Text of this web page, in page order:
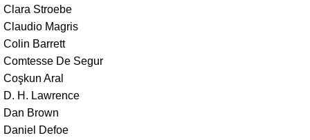
Clara Stroebe
Claudio Magris
Colin Barrett
Comtesse De Segur
Coşkun Aral
D. H. Lawrence
Dan Brown
Daniel Defoe